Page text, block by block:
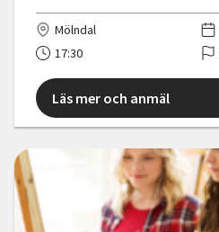
Mölndal
17:30
Läs mer och anmäl